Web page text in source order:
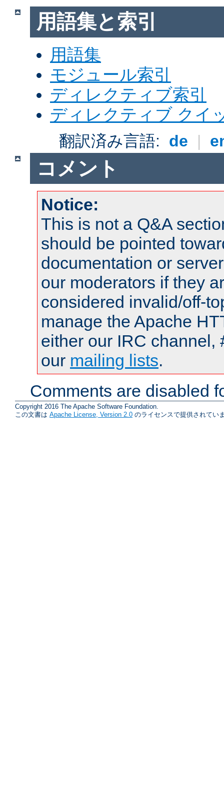
用語集と索引
用語集
モジュール索引
ディレクティブ索引
ディレクティブ クイ
翻訳済み言語: de |
コメント
Notice:
This is not a Q&A
should be pointed
documentation or
our moderators if they
considered invalid/off-
manage the Apache
either our IRC channel,
our mailing lists.
Comments are disabled
Copyright 2016 The Apache Software Foundation.
この文書は Apache License, Version 2.0 のライセンスで提供されてい